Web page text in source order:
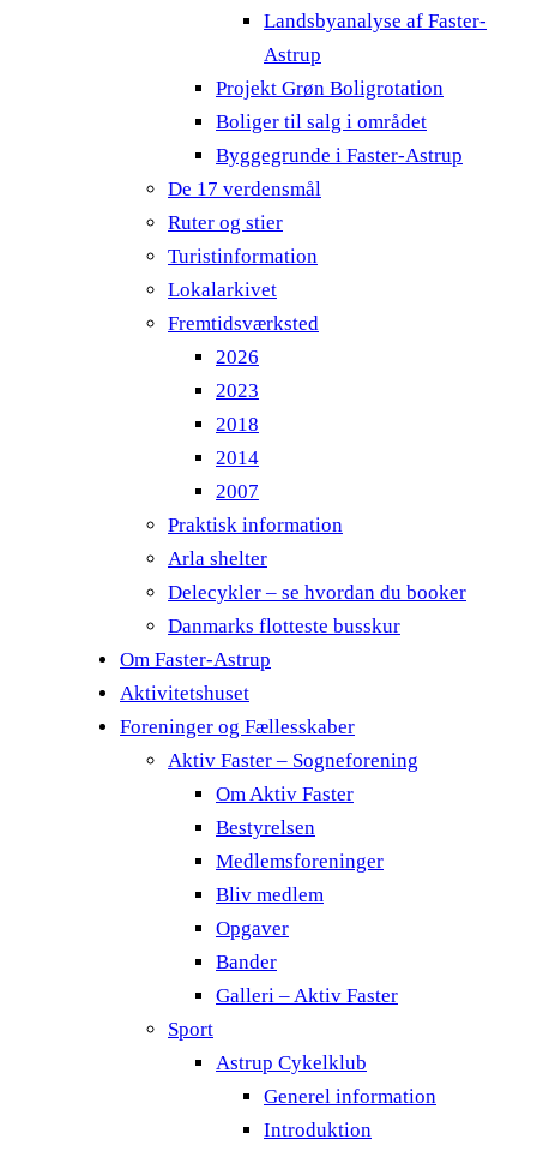
Landsbyanalyse af Faster-
Astrup
Projekt Grøn Boligrotation
Boliger til salg i området
Byggegrunde i Faster-Astrup
De 17 verdensmål
Ruter og stier
Turistinformation
Lokalarkivet
Fremtidsværksted
2026
2023
2018
2014
2007
Praktisk information
Arla shelter
Delecykler – se hvordan du booker
Danmarks flotteste busskur
Om Faster-Astrup
Aktivitetshuset
Foreninger og Fællesskaber
Aktiv Faster – Sogneforening
Om Aktiv Faster
Bestyrelsen
Medlemsforeninger
Bliv medlem
Opgaver
Bander
Galleri – Aktiv Faster
Sport
Astrup Cykelklub
Generel information
Introduktion